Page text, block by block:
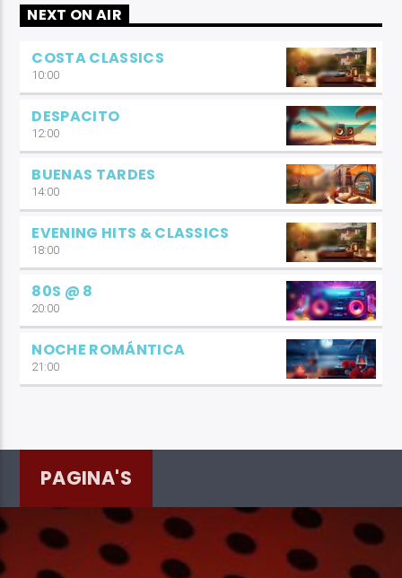
NEXT ON AIR
COSTA CLASSICS
10:00
DESPACITO
12:00
BUENAS TARDES
14:00
EVENING HITS & CLASSICS
18:00
80S @ 8
20:00
NOCHE ROMÁNTICA
21:00
PAGINA'S